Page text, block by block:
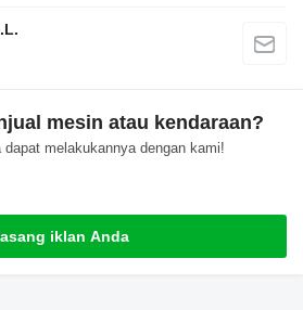
mesin atau kendaraan?
dapat melakukannya dengan kami!
iklan Anda